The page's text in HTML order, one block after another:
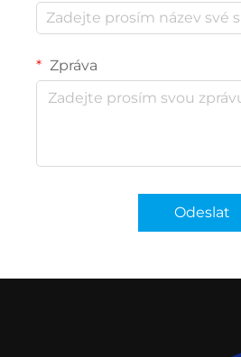
Zpráva
Odeslat